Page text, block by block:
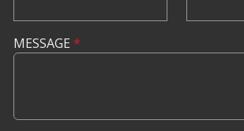
MESSAGE *